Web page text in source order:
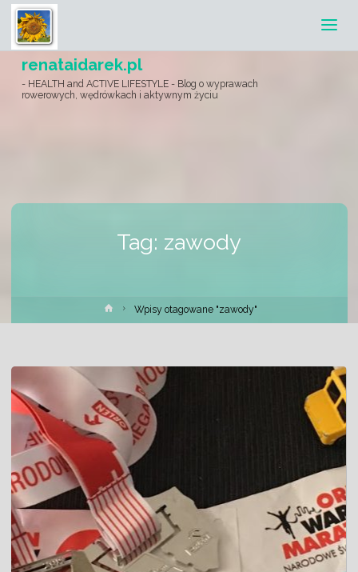
renataidarek.pl
- HEALTH and ACTIVE LIFESTYLE - Blog o wyprawach
rowerowych, wędrówkach i aktywnym życiu
Tag: zawody
Strona
główna
Wpisy otagowane "zawody"